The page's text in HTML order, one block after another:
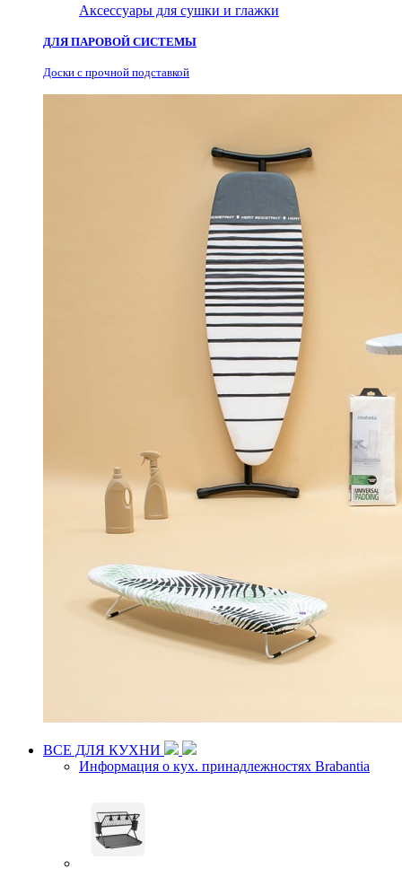
Аксессуары для сушки и глажки
ДЛЯ ПАРОВОЙ СИСТЕМЫ
Доски с прочной подставкой
ВСЕ ДЛЯ КУХНИ
Информация о кух. принадлежностях Brabantia